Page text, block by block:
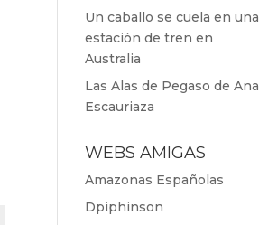
Un caballo se cuela en una
estación de tren en
Australia
Las Alas de Pegaso de Ana
Escauriaza
WEBS AMIGAS
Amazonas Españolas
Dpiphinson